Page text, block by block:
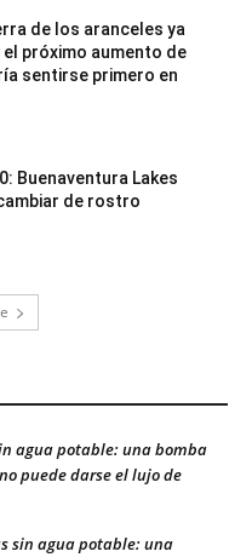
de los aranceles ya
próximo aumento de
sentirse primero en
Buenaventura Lakes
de rostro
agua potable: una bomba
puede darse el lujo de
sin agua potable: una